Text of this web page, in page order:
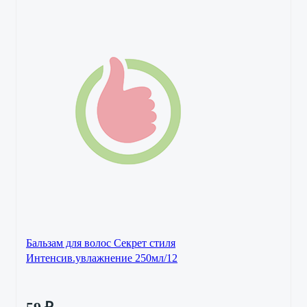
Бальзам для волос Секрет стиля
Интенсив.увлажнение 250мл/12